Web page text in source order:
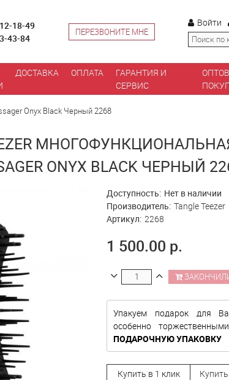
18-49
43-84
ПЕРЕЗВОНИТЕ МНЕ
Войти
ДОСТАВКА ОПЛАТА
ГАРАНТИЯ И
СЕРВИС
Onyx Black Черный 2268
ONYX BLACK ЧЕРНЫЙ
Доступность: Нет в наличии
Производитель: Tangle Teezer
Артикул: 2268
1 500.00 р.
Упакуем подарок для
особенно
ПОДАРОЧНУЮ УПАКОВКУ
Купить в 1 клик